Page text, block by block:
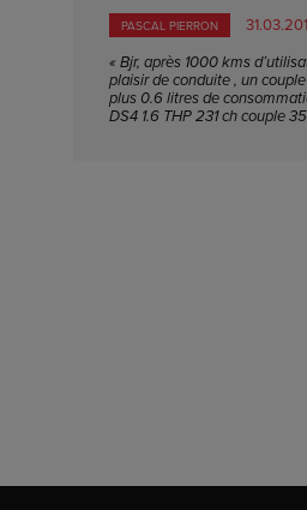
PASCAL PIERRON
« Bjr, après 1000 kms
plaisir de conduite , un
plus 0.6 litres de
DS4 1.6 THP 231 ch couple